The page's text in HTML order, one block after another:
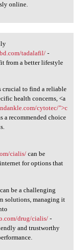
online.
tadalafil/-
from a better lifestyle
crucial to find a reliable
health concerns, <a
cytotec/">c
a recommended choice
cialis/can be
for options that
be a challenging
solutions, managing it
drug/cialis/-
and trustworthy